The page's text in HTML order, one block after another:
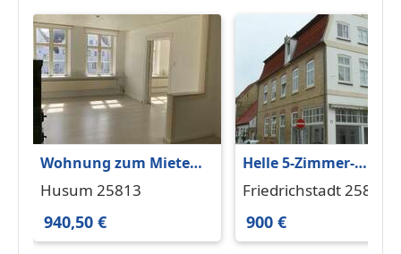
Wohnung zum Mieten
in Husum 940,50 € 99
Husum 25813
940,50 €
Helle 5-Zimmer-
Wohnung in
Friedrichstadt 25840
900 €